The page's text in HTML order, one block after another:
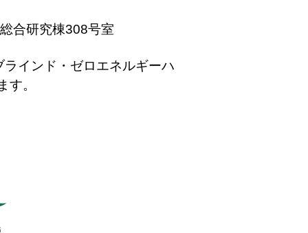
合研究棟308号室
インド・ゼロエネルギーハ
。